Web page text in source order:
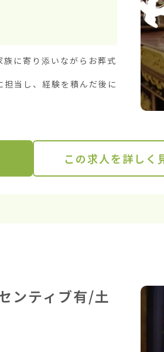
に寄り添いながらお葬式
当し、経験を積んだ後に
この求人を詳しく
ンティブ有/土